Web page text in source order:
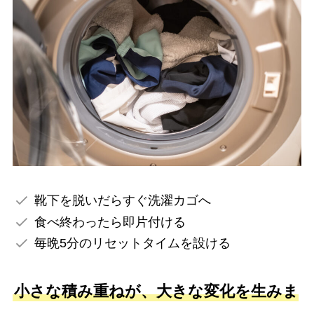
靴下を脱いだらすぐ洗濯カゴへ
食べ終わったら即片付ける
毎晩5分のリセットタイムを設ける
小さな積み重ねが、大きな変化を生みま